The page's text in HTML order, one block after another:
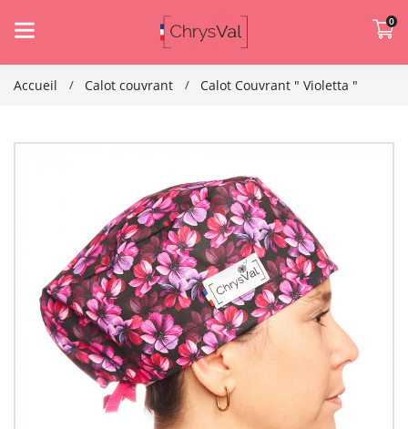
0
Accueil Calot couvrant Calot Couvrant " Violetta "